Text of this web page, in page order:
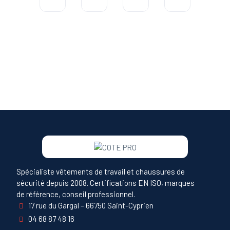
Spécialiste vêtements de travail et chaussures de
sécurité depuis 2008. Certifications EN ISO, marques
de référence, conseil professionnel.
17 rue du Gargal – 66750 Saint-Cyprien
04 68 87 48 16